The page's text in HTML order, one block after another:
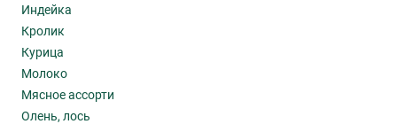
Индейка
Кролик
Курица
Молоко
Мясное ассорти
Олень, лось